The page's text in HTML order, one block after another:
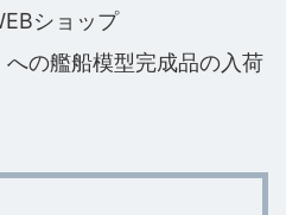
ショップ
への艦船模型完成品の入荷